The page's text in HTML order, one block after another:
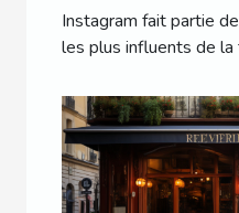
Instagram fait partie
les plus influents de la